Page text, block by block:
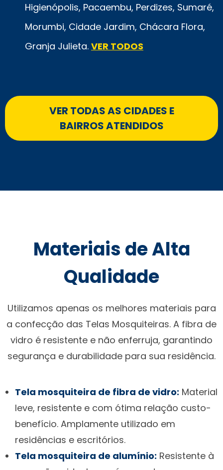
Higienópolis, Pacaembu, Perdizes, Sumaré,
Morumbi, Cidade Jardim, Chácara Flora,
Granja Julieta. VER TODOS
VER TODAS AS CIDADES E
BAIRROS ATENDIDOS
Materiais de Alta
Qualidade
Utilizamos apenas os melhores materiais para
a confecção das Telas Mosquiteiras. A fibra de
vidro é resistente e não enferruja, garantindo
segurança e durabilidade para sua residência.
Tela mosquiteira de fibra de vidro: Material
leve, resistente e com ótima relação custo-
benefício. Amplamente utilizado em
residências e escritórios.
Tela mosquiteira de alumínio: Resistente à